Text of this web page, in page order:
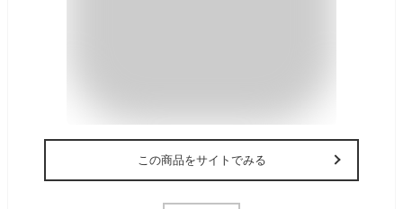
この商品をサイトでみる